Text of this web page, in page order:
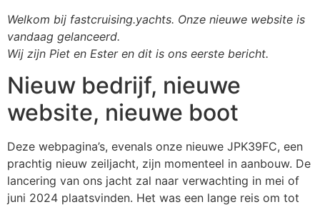
Welkom bij fastcruising.yachts. Onze nieuwe website is
vandaag gelanceerd.
Wij zijn Piet en Ester en dit is ons eerste bericht.
Nieuw bedrijf, nieuwe
website, nieuwe boot
Deze webpagina’s, evenals onze nieuwe JPK39FC, een
prachtig nieuw zeiljacht, zijn momenteel in aanbouw. ​​De
lancering van ons jacht zal naar verwachting in mei of
juni 2024 plaatsvinden. Het was een lange reis om tot